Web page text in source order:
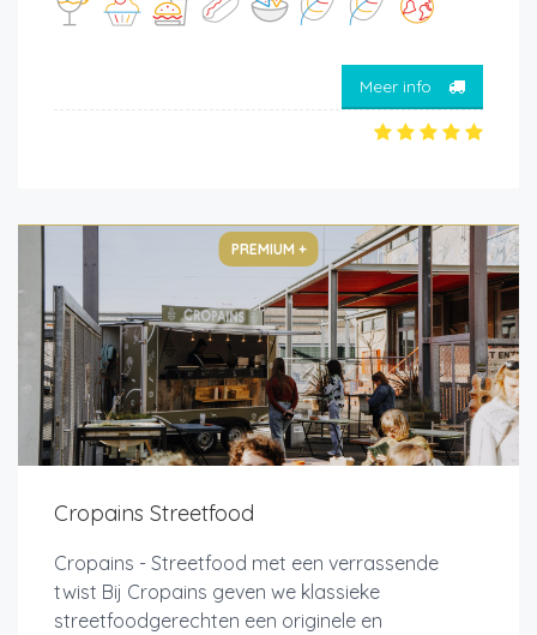
Meer info
PREMIUM +
Cropains Streetfood
Cropains - Streetfood met een verrassende
twist Bij Cropains geven we klassieke
streetfoodgerechten een originele en